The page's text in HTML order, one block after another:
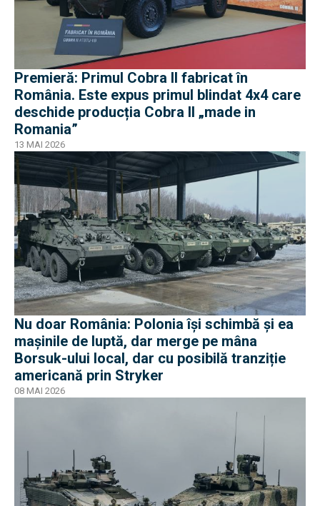
Premieră: Primul Cobra II fabricat în
România. Este expus primul blindat 4x4 care
deschide producția Cobra II „made in
Romania”
13 MAI 2026
Nu doar România: Polonia își schimbă și ea
mașinile de luptă, dar merge pe mâna
Borsuk-ului local, dar cu posibilă tranziție
americană prin Stryker
08 MAI 2026